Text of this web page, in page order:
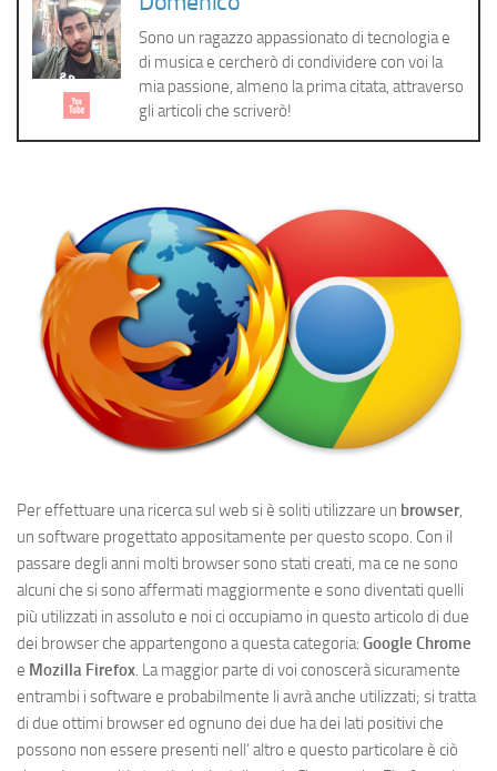
Cerca
Sono un ragazzo appassionato di tecnologia e
di musica e cercherò di condividere con voi la
mia passione, almeno la prima citata, attraverso
gli articoli che scriverò!
Per effettuare una ricerca sul web si è soliti utilizzare un browser,
un software progettato appositamente per questo scopo. Con il
passare degli anni molti browser sono stati creati, ma ce ne sono
alcuni che si sono affermati maggiormente e sono diventati quelli
più utilizzati in assoluto e noi ci occupiamo in questo articolo di due
dei browser che appartengono a questa categoria: Google Chrome
e Mozilla Firefox. La maggior parte di voi conoscerà sicuramente
entrambi i software e probabilmente li avrà anche utilizzati; si tratta
di due ottimi browser ed ognuno dei due ha dei lati positivi che
possono non essere presenti nell’ altro e questo particolare è ciò